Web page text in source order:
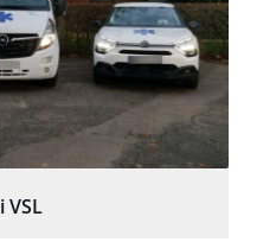
VSL